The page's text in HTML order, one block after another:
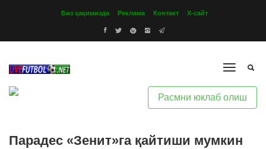
Биз ҳақимизда Реклама Контакт Х-сайт
Расмни юклаб олиш
Парадес «Зенит»га қайтиши мумкин